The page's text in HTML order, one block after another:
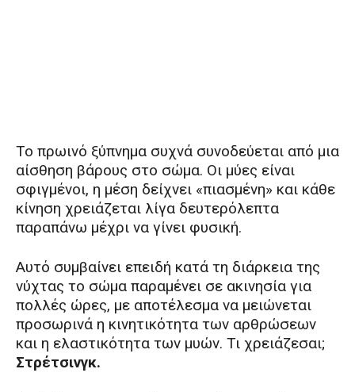
Το πρωινό ξύπνημα συχνά συνοδεύεται από μια
αίσθηση βάρους στο σώμα. Οι μύες είναι
σφιγμένοι, η μέση δείχνει «πιασμένη» και κάθε
κίνηση χρειάζεται λίγα δευτερόλεπτα
παραπάνω μέχρι να γίνει φυσική.
Αυτό συμβαίνει επειδή κατά τη διάρκεια της
νύχτας το σώμα παραμένει σε ακινησία για
πολλές ώρες, με αποτέλεσμα να μειώνεται
προσωρινά η κινητικότητα των αρθρώσεων
και η ελαστικότητα των μυών. Τι χρειάζεσαι;
Στρέτσινγκ.